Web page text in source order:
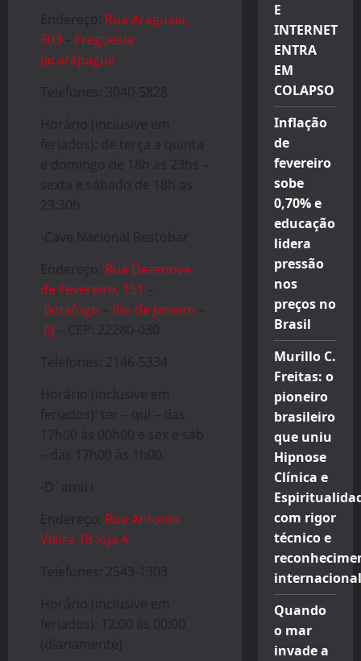
Endereço: Rua Araguaia,
503 – Freguesia
Jacarépagua
Telefones: 3040-5828
Horário (inclusive em
feriados): de terça a quinta
e domingo de 18h as 23hs –
sexta e sábado de 18h as
23:30h
-Cave Nacional Restobar
Endereço: Rua Dezenove
de Fevereiro, 151 –
Botafogo – Rio de Janeiro –
RJ – CEP: 22280-030
Telefones: 2146-5334
Horário (inclusive em
feriados): ter – qui – das
17h00 às 00h00 e sex e sab
– das 17h00 às 1h00.
-D`amici
Endereço: Rua Antonio
Vieira 18 loja A
Telefones: 2543-1303
Horário (inclusive em
feriados): 12:00 às 00:00
(diariamente)
E
INTERNET
ENTRA
EM
COLAPSO
Inflação
de
fevereiro
sobe
0,70% e
educação
lidera
pressão
nos
preços no
Brasil
Murillo C.
Freitas: o
pioneiro
brasileiro
que uniu
Hipnose
Clínica e
com rigor
técnico e
internacional
Quando
o mar
invade a